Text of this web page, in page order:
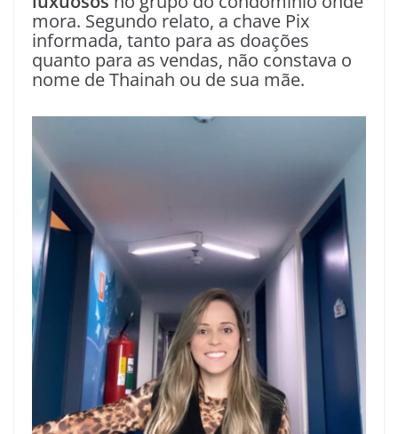
mora. Segundo relato, a chave Pix
informada, tanto para as doações
quanto para as vendas, não constava o
nome de Thainah ou de sua mãe.